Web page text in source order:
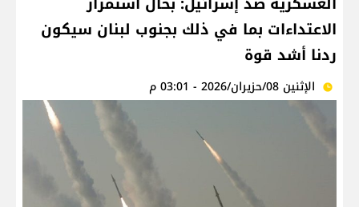
الاعتداءات بما في ذلك بجنوب لبنان سيكون
ردنا أشد قوة
الإثنين 08/حزيران/2026 - 03:01 م